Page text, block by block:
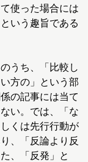
使った場合には
いう趣旨である
うち、「比較し
方の」という部
の記事には当て
い。では、「な
くは先行行動が
、「反論より反
、「反発」と